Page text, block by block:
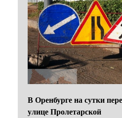
В Оренбурге на сутки
улице Пролетарской